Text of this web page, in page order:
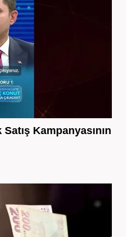
Kampanyasının